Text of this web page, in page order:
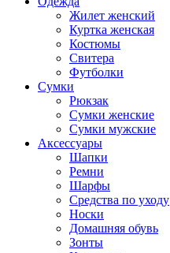
Жилет женский
Куртка женская
Костюмы
Свитера
Футболки
Сумки
Рюкзак
Сумки женские
Сумки мужские
Аксеcсуары
Шапки
Ремни
Шарфы
Средства по уходу
Носки
Домашняя обувь
Зонты